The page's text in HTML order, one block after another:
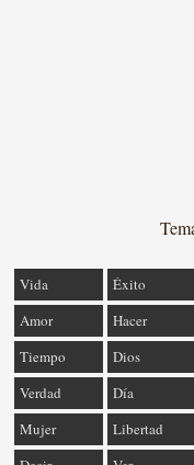
Vida Éxito
Amor
Hacer
Tiempo
Dios
Verdad
Día
Mujer
Libertad